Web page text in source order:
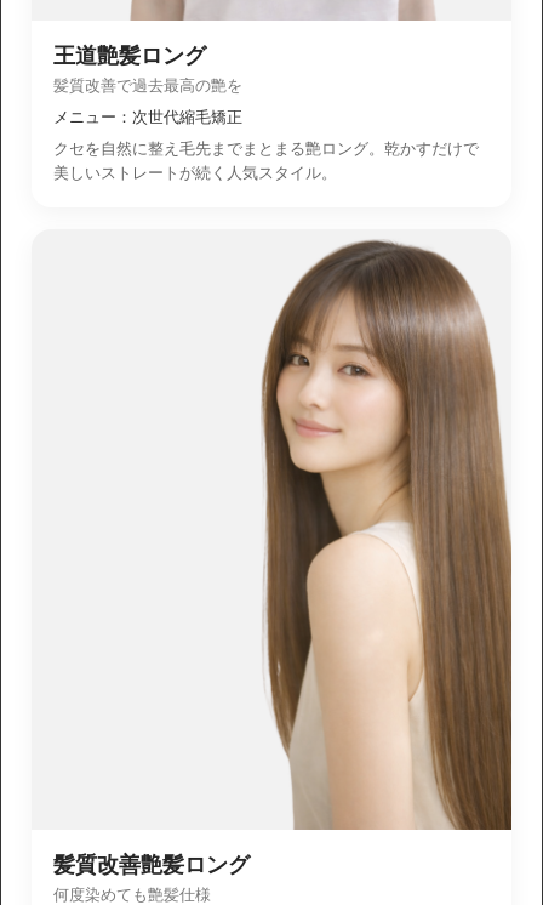
王道艶髪ロング
髪質改善で過去最高の艶を
メニュー：次世代縮毛矯正
クセを自然に整え毛先までまとまる艶ロング。乾かすだけで
美しいストレートが続く人気スタイル。
髪質改善艶髪ロング
何度染めても艶髪仕様